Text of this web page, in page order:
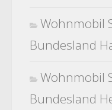
Wohnmobil
Bundesland
Wohnmobil
Bundesland